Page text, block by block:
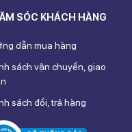
SÓC KHÁCH HÀNG
dẫn mua hàng
sách vận chuyển, giao
sách đổi, trả hàng